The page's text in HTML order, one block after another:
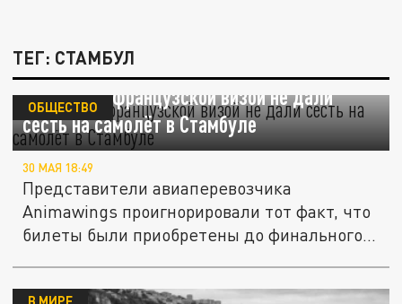
ТЕГ: СТАМБУЛ
Туристке с французской визой не дали
сесть на самолёт в Стамбуле
ОБЩЕСТВО
30 МАЯ 18:49
Представители авиаперевозчика
Animawings проигнорировали тот факт, что
билеты были приобретены до финального...